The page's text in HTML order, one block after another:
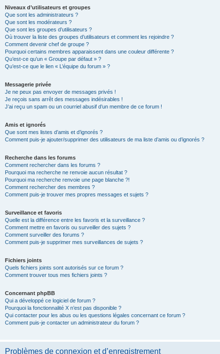
Niveaux d’utilisateurs et groupes
Que sont les administrateurs ?
Que sont les modérateurs ?
Que sont les groupes d’utilisateurs ?
Où trouver la liste des groupes d’utilisateurs et comment les rejoindre ?
Comment devenir chef de groupe ?
Pourquoi certains membres apparaissent dans une couleur différente ?
Qu’est-ce qu’un « Groupe par défaut » ?
Qu’est-ce que le lien « L’équipe du forum » ?
Messagerie privée
Je ne peux pas envoyer de messages privés !
Je reçois sans arrêt des messages indésirables !
J’ai reçu un spam ou un courriel abusif d’un membre de ce forum !
Amis et ignorés
Que sont mes listes d’amis et d’ignorés ?
Comment puis-je ajouter/supprimer des utilisateurs de ma liste d’amis ou d’ignorés ?
Recherche dans les forums
Comment rechercher dans les forums ?
Pourquoi ma recherche ne renvoie aucun résultat ?
Pourquoi ma recherche renvoie une page blanche ?!
Comment rechercher des membres ?
Comment puis-je trouver mes propres messages et sujets ?
Surveillance et favoris
Quelle est la différence entre les favoris et la surveillance ?
Comment mettre en favoris ou surveiller des sujets ?
Comment surveiller des forums ?
Comment puis-je supprimer mes surveillances de sujets ?
Fichiers joints
Quels fichiers joints sont autorisés sur ce forum ?
Comment trouver tous mes fichiers joints ?
Concernant phpBB
Qui a développé ce logiciel de forum ?
Pourquoi la fonctionnalité X n’est pas disponible ?
Qui contacter pour les abus ou les questions légales concernant ce forum ?
Comment puis-je contacter un administrateur du forum ?
Problèmes de connexion et d’enregistrement